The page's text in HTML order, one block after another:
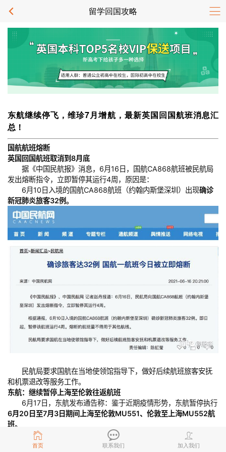
留学回国攻略
首页 联系我们 加入我们
东航继续停飞，维珍7月增航，最新英国回国航班消息汇
总！
国航航班熔断
英国回国航班取消到8月底
据《中国民航报》消息，6月16日，国航CA868航班被民航局
发出熔断指令，立即暂停其运行4周，原因是：
6月10日入境的国航CA868航班（约翰内斯堡深圳）出现确诊
新冠肺炎旅客32例。
民航局要求国航在当地使领馆指导下，做好后续航班旅客安抚
和机票退改等服务工作。
东航：继续暂停上海至伦敦往返航班
6月17日，东航发布通告称：鉴于近期疫情形势，东航暂停执行
6月20日至7月3日期间上海至伦敦MU551、伦敦至上海MU552航
班。